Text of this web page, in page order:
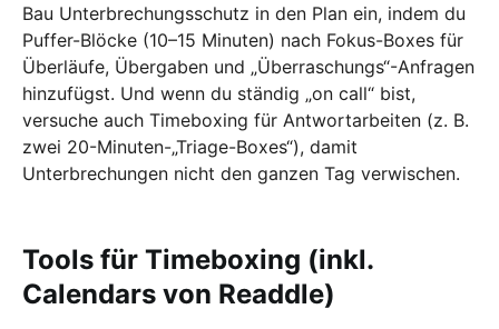
Bau Unterbrechungsschutz in den Plan ein, indem du
Puffer-Blöcke (10–15 Minuten) nach Fokus-Boxes für
Überläufe, Übergaben und „Überraschungs“-Anfragen
hinzufügst. Und wenn du ständig „on call“ bist,
versuche auch Timeboxing für Antwortarbeiten (z. B.
zwei 20-Minuten-„Triage-Boxes“), damit
Unterbrechungen nicht den ganzen Tag verwischen.
Tools für Timeboxing (inkl.
Calendars von Readdle)